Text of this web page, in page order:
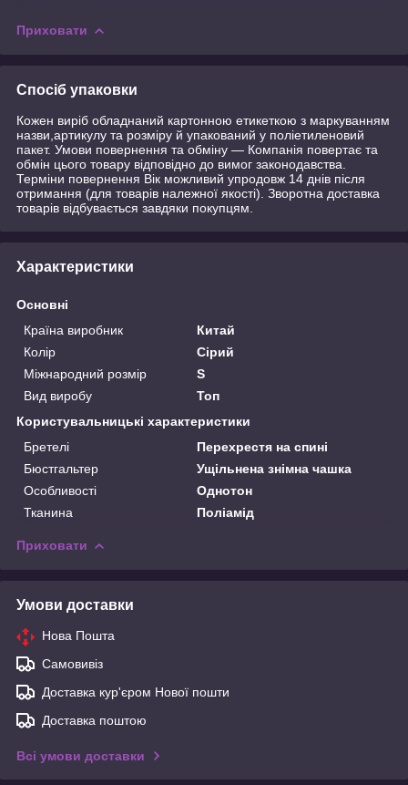
Приховати
Спосіб упаковки
Кожен виріб обладнаний картонною етикеткою з маркуванням
назви,артикулу та розміру й упакований у поліетиленовий
пакет. Умови повернення та обміну — Компанія повертає та
обмін цього товару відповідно до вимог законодавства.
Терміни повернення Вік можливий упродовж 14 днів після
отримання (для товарів належної якості). Зворотна доставка
товарів відбувається завдяки покупцям.
Характеристики
Основні
Країна виробник
Китай
Колір
Сірий
Міжнародний розмір
S
Вид виробу
Топ
Користувальницькі характеристики
Бретелі
Перехрестя на спині
Бюстгальтер
Ущільнена знімна чашка
Особливості
Однотон
Тканина
Поліамід
Приховати
Умови доставки
Нова Пошта
Самовивіз
Доставка кур'єром Нової пошти
Доставка поштою
Всі умови доставки